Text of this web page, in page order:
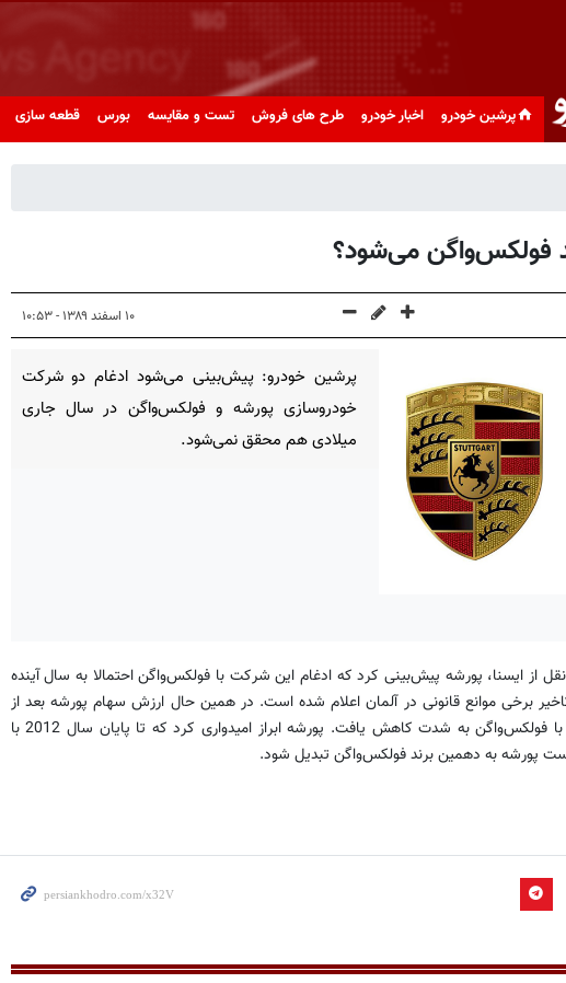
پرشین خودرو اخبار خودرو طرح های فروش تست و مقایسه بورس قطعه سازی
فولكس‌واگن می‌شود؟
۱۰ اسفند ۱۳۸۹ - ۱۰:۵۳
پرشین خودرو: پیش‌بینی می‌شود ادغام دو شركت
خودروسازی پورشه و فولكس‌واگن در سال جاری
میلادی هم محقق نمی‌شود.
از ایسنا، پورشه پیش‌بینی كرد كه ادغام این شركت با فولكس‌واگن احتمالا به سال آینده
برخی موانع قانونی در‌ آلمان اعلام شده است. در همین حال ارزش سهام پورشه بعد از
اعلام تاخیر ادغام این شركت با فولكس‌واگن به شدت كاهش یافت. پورشه ابراز امیدواری كرد كه تا پایان سال 2012 با
پورشه به دهمین برند فولكس‌واگن تبدیل شود.